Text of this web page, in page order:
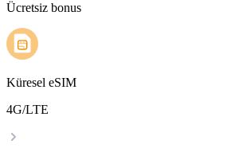
Ücretsiz bonus
Küresel eSIM
4G/LTE